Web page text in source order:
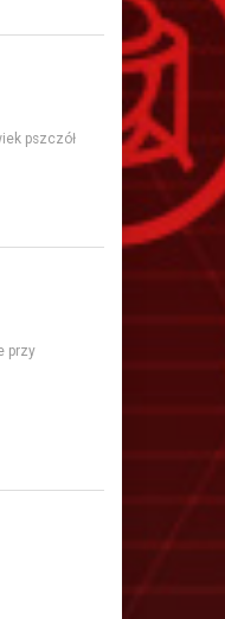
pszczół
przy